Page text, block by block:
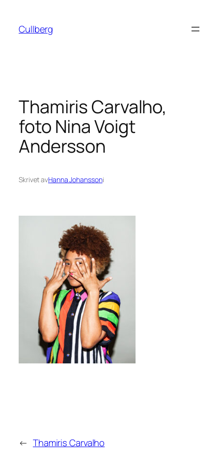
innehåll
Cullberg
Thamiris Carvalho,
foto Nina Voigt
Andersson
Skrivet avHanna Johanssoni
← Thamiris Carvalho